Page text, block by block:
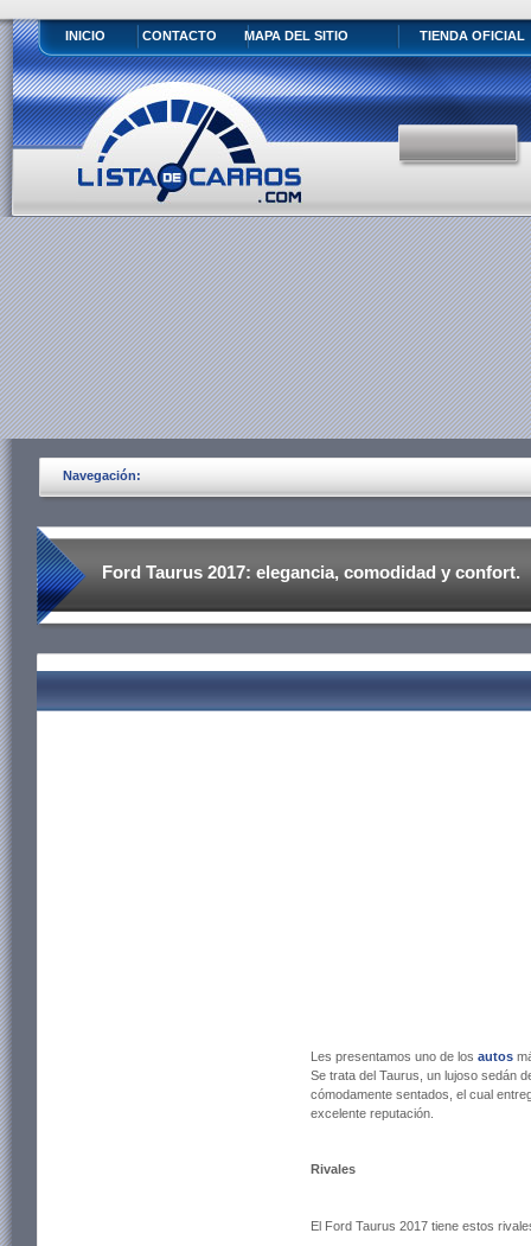
INICIO CONTACTO MAPA DEL SITIO TIENDA OFICIAL
Navegación:
Ford Taurus 2017: elegancia, comodidad y confort.
Les presentamos uno de los autos
Se trata del Taurus, un lujoso sedán
cómodamente sentados, el cual
excelente reputación.
Rivales
El Ford Taurus 2017 tiene estos